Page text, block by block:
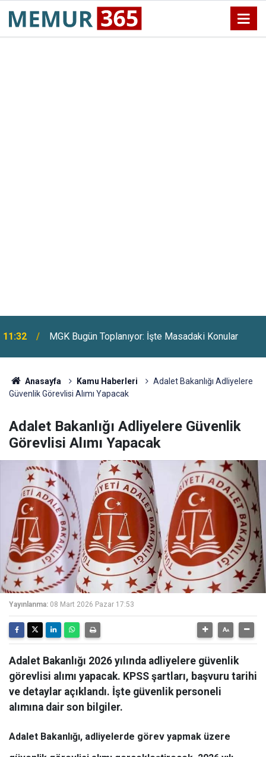
11:32 MGK Bugün Toplanıyor: İşte Masadaki Konular
Anasayfa Kamu Haberleri
Adalet Bakanlığı Adliyelere
Güvenlik Görevlisi Alımı Yapacak
Adalet Bakanlığı Adliyelere Güvenlik
Görevlisi Alımı Yapacak
Yayınlanma: 08 Mart 2026 Pazar 17:53
Adalet Bakanlığı 2026 yılında adliyelere güvenlik
görevlisi alımı yapacak. KPSS şartları, başvuru tarihi
ve detaylar açıklandı. İşte güvenlik personeli
alımına dair son bilgiler.
Adalet Bakanlığı, adliyelerde görev yapmak üzere